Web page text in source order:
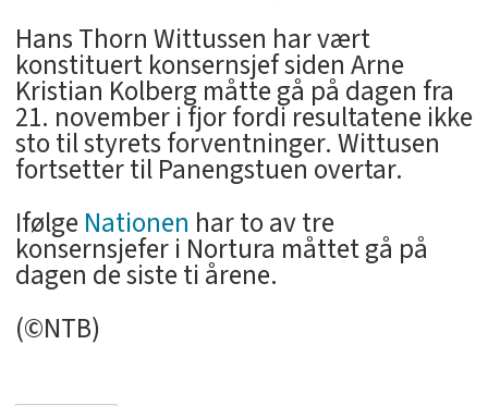
Hans Thorn Wittussen har vært
konstituert konsernsjef siden Arne
Kristian Kolberg måtte gå på dagen fra
21. november i fjor fordi resultatene ikke
sto til styrets forventninger. Wittusen
fortsetter til Panengstuen overtar.
Ifølge Nationen har to av tre
konsernsjefer i Nortura måttet gå på
dagen de siste ti årene.
(©NTB)